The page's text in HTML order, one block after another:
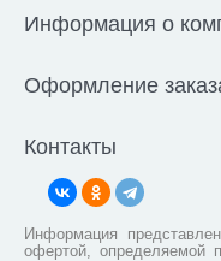
Информация о
Оформление
Контакты
Информация
офертой, определяемой